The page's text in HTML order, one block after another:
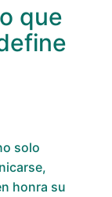
que
solo
honra su